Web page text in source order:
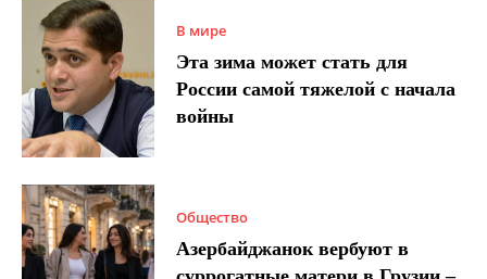
В мире
Эта зима может стать для
России самой тяжелой с начала
войны
Общество
Азербайджанок вербуют в